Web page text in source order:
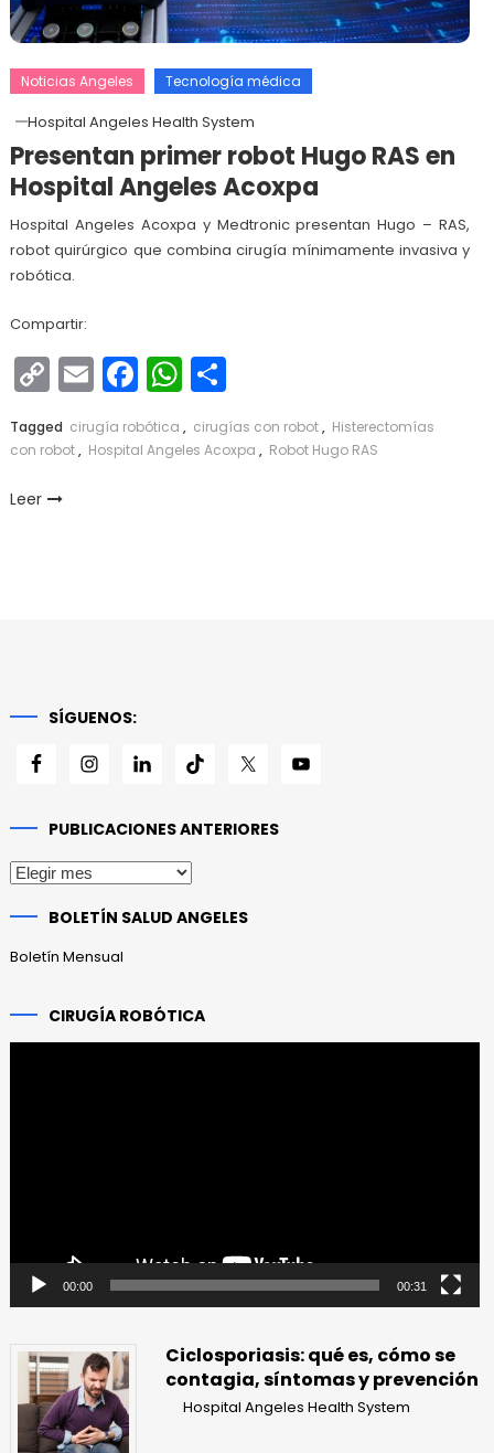
Noticias Angeles Tecnología médica
Hospital Angeles Health System
Presentan primer robot Hugo RAS en
Hospital Angeles Acoxpa
Hospital Angeles Acoxpa y Medtronic presentan Hugo – RAS,
robot quirúrgico que combina cirugía mínimamente invasiva y
robótica.
Compartir:
Copy
Link
EmailFacebook
WhatsApp
Compartir
Tagged cirugía robótica , cirugías con robot, Histerectomías
con robot, Hospital Angeles Acoxpa , Robot Hugo RAS
Leer
SÍGUENOS:
PUBLICACIONES ANTERIORES
Publicaciones
BOLETÍN SALUD ANGELES
Boletín Mensual
CIRUGÍA ROBÓTICA
00:00 00:31
Ciclosporiasis: qué es, cómo se
contagia, síntomas y prevención
Hospital Angeles Health System